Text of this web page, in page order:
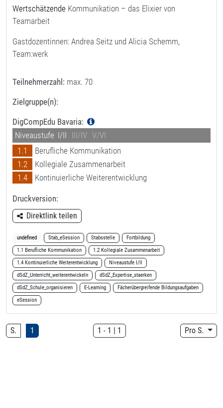
Wertschätzende Kommunikation – das Elixier von
Teamarbeit
Gastdozentinnen: Andrea Seitz und Alicia Schemm,
Team:werk
Teilnehmerzahl: max. 70
Zielgruppe(n):
DigCompEdu Bavaria:
Niveaustufe I/II III/IV V/VI
1.1
Berufliche Kommunikation
1.2
Kollegiale Zusammenarbeit
1.4
Kontinuierliche Weiterentwicklung
Druckversion:
Direktlink teilen
undefined Stab_eSession Stabsstelle
Fortbildung
1.1 Berufliche Kommunikation
1.2 Kollegiale Zusammenarbeit
1.4 Kontinuierliche Weiterentwicklung
Niveaustufe I/II
dSdZ_Unterricht_weiterentwickeln
dSdZ_Expertise_staerken
dSdZ_Schule_organisieren
E-Learning
Fächerübergreifende Bildungsaufgaben
eSession
S. 1 1 - 1 | 1 Pro S.